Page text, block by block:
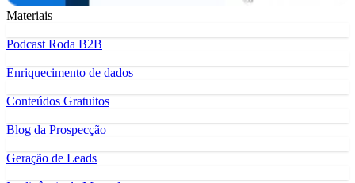
Materiais
Podcast Roda B2B
Enriquecimento de dados
Conteúdos Gratuitos
Blog da Prospecção
Geração de Leads